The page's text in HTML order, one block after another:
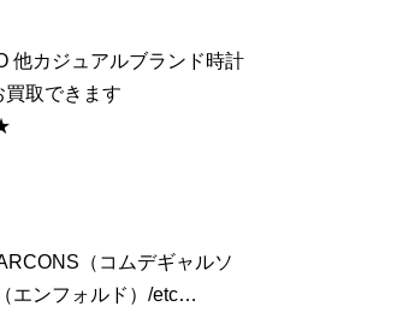
ただけるとスムーズです
カジュアルブランド時計